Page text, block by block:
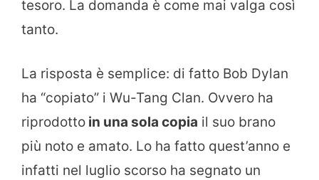
tesoro. La domanda è come mai valga così
tanto.
La risposta è semplice: di fatto Bob Dylan
ha “copiato” i Wu-Tang Clan. Ovvero ha
riprodotto in una sola copia il suo brano
più noto e amato. Lo ha fatto quest’anno e
infatti nel luglio scorso ha segnato un